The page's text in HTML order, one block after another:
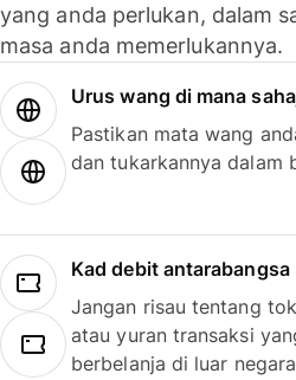
yang anda perlukan, dalam
masa anda memerlukannya.
Urus wang di mana
Pastikan mata wang
dan tukarkannya dalam
Kad debit antarabangsa
Jangan risau tentang
atau yuran transaksi
berbelanja di luar